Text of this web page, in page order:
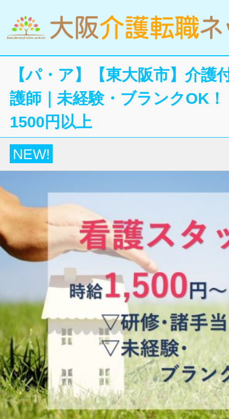
【パ・ア】【東大阪市】介護
護師｜未経験・ブランクOK
1500円以上
NEW!